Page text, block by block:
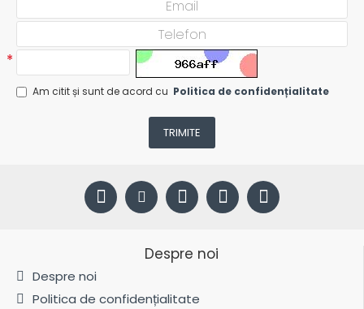
Am citit și sunt de acord cu Politica de confidențialitate
TRIMITE
Despre noi
Despre noi
Politica de confidențialitate